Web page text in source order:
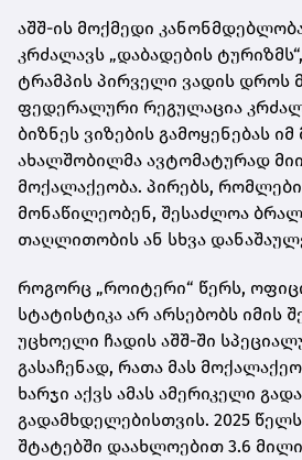
აშშ-ის მოქმედი
კრძალავს „დაბადების
ტრამპის პირველი ვადის დროს
ფედერალური რეგულაცია
ბიზნეს ვიზების გამოყენებას
ახალშობილმა ავტომატურად
მოქალაქეობა. პირებს,
მონაწილეობენ, შესაძლოა
თაღლითობის ან სხვა
როგორც „როიტერი“ წერს,
სტატისტიკა არ არსებობს იმის
უცხოელი ჩადის აშშ-ში
გასაჩენად, რათა მას
ხარჯი აქვს ამას ამერიკელი
გადამხდელებისთვის. 2025
შტატებში დაახლოებით 3.6